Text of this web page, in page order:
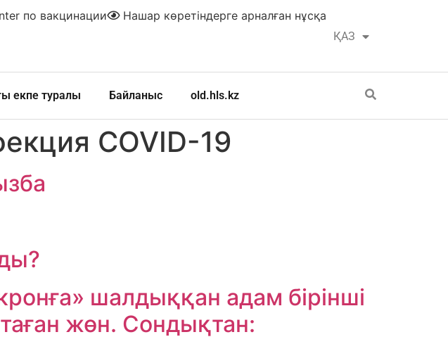
ҚАЗ
РУС
Нашар көретіндерге арналған нұсқа
по вакцинации
екпе туралы Байланыс old.hls.kz
COVID-19
шалдыққан адам бірінші
жөн. Сондықтан: